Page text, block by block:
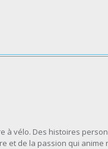
à vélo. Des histoires
et de la passion qui anime